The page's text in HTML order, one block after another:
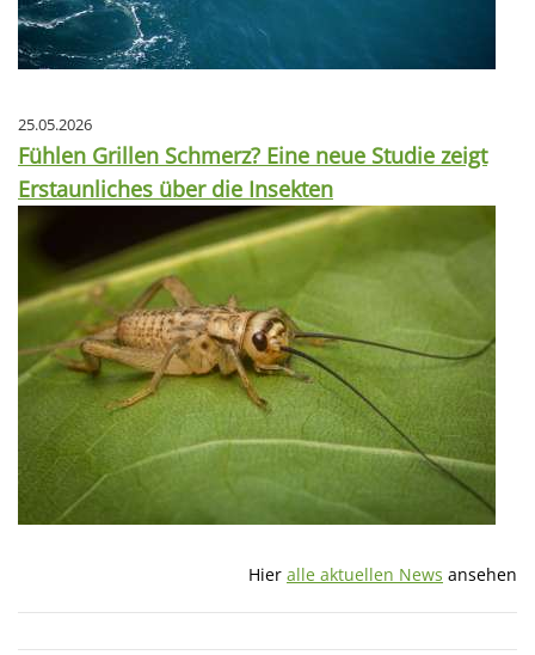
25.05.2026
Fühlen Grillen Schmerz? Eine neue Studie zeigt
Erstaunliches über die Insekten
Hier alle aktuellen News ansehen